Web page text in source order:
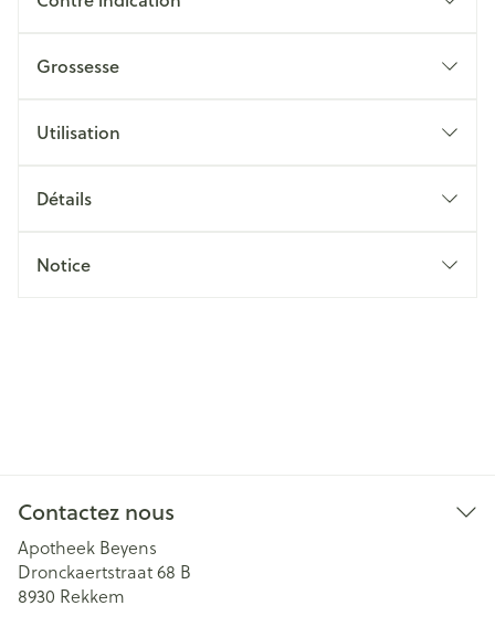
Grossesse
Utilisation
Détails
Notice
Contactez nous
Apotheek Beyens
Dronckaertstraat 68 B
8930 Rekkem